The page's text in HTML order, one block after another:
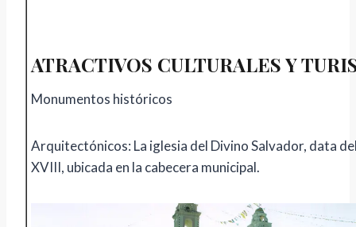
ATRACTIVOS CULTURALES Y
Monumentos históricos
Arquitectónicos: La iglesia del Divino Salvador, data
XVIII, ubicada en la cabecera municipal.